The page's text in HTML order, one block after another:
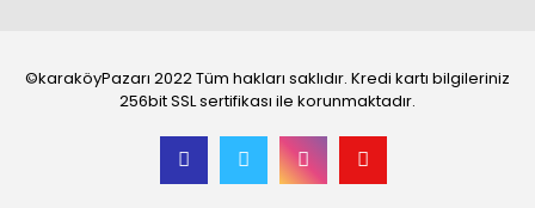
©karaköyPazarı 2022 Tüm hakları saklıdır. Kredi kartı bilgileriniz
256bit SSL sertifikası ile korunmaktadır.